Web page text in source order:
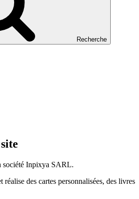
Recherche
société Inpixya SARL.
des cartes personnalisées, des livres